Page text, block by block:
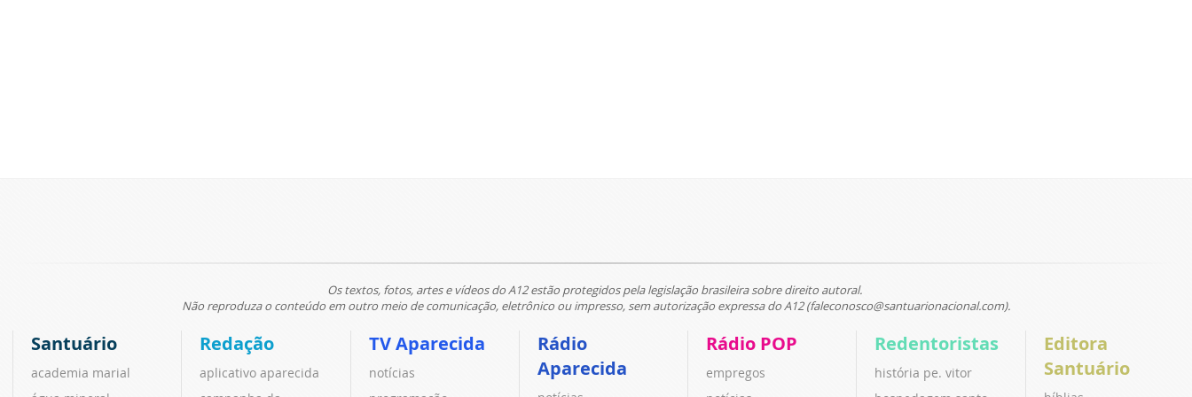
Os textos, fotos, artes e vídeos do A12 estão protegidos pela legislação brasileira sobre direito autoral.
Não reproduza o conteúdo em outro meio de comunicação, eletrônico ou impresso, sem autorização expressa do A12 (faleconosco@santuarionacional.com).
Santuário
academia marial
Redação
aplicativo aparecida
TV Aparecida
notícias
Rádio
Aparecida
Rádio POP
empregos
Redentoristas
história pe. vitor
Editora
Santuário